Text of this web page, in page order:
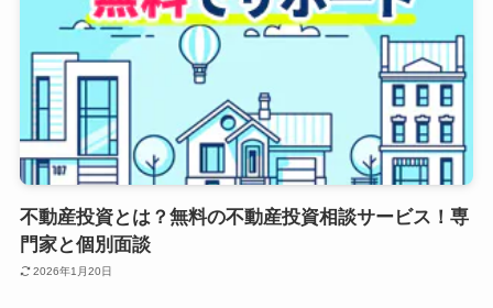
不動産投資とは？無料の不動産投資相談サービス！専
門家と個別面談
2026年1月20日